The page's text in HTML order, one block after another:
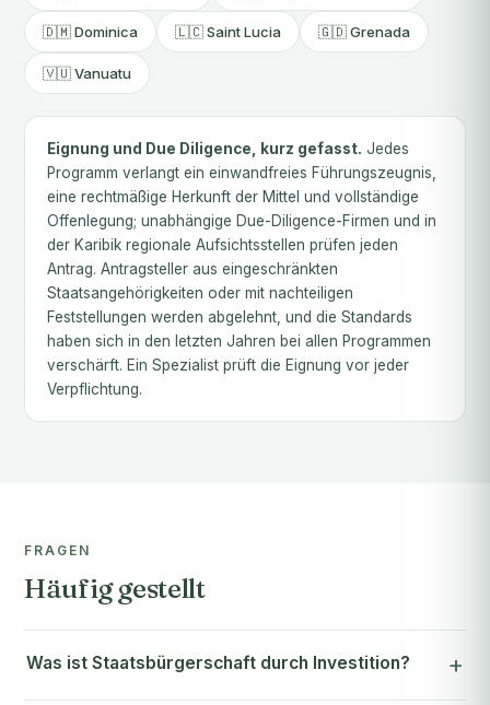
🇩🇲 Dominica 🇱🇨 Saint Lucia 🇬🇩 Grenada
🇻🇺 Vanuatu
Eignung und Due Diligence, kurz gefasst. Jedes
Programm verlangt ein einwandfreies Führungszeugnis,
eine rechtmäßige Herkunft der Mittel und vollständige
Offenlegung; unabhängige Due-Diligence-Firmen und in
der Karibik regionale Aufsichtsstellen prüfen jeden
Antrag. Antragsteller aus eingeschränkten
Staatsangehörigkeiten oder mit nachteiligen
Feststellungen werden abgelehnt, und die Standards
haben sich in den letzten Jahren bei allen Programmen
verschärft. Ein Spezialist prüft die Eignung vor jeder
Verpflichtung.
FRAGEN
Häufig gestellt
Was ist Staatsbürgerschaft durch Investition?